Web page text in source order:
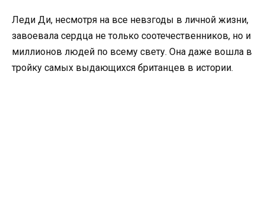
Леди Ди, несмотря на все невзгоды в личной жизни,
завоевала сердца не только соотечественников, но и
миллионов людей по всему свету. Она даже вошла в
тройку самых выдающихся британцев в истории.